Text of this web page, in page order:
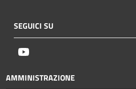
SEGUICI SU
AMMINISTRAZIONE